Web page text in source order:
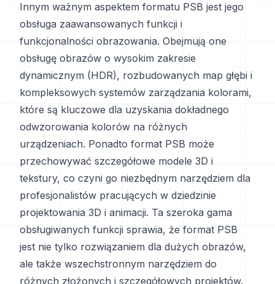
Innym ważnym aspektem formatu PSB jest jego
obsługa zaawansowanych funkcji i
funkcjonalności obrazowania. Obejmują one
obsługę obrazów o wysokim zakresie
dynamicznym (HDR), rozbudowanych map głębi i
kompleksowych systemów zarządzania kolorami,
które są kluczowe dla uzyskania dokładnego
odwzorowania kolorów na różnych
urządzeniach. Ponadto format PSB może
przechowywać szczegółowe modele 3D i
tekstury, co czyni go niezbędnym narzędziem dla
profesjonalistów pracujących w dziedzinie
projektowania 3D i animacji. Ta szeroka gama
obsługiwanych funkcji sprawia, że format PSB
jest nie tylko rozwiązaniem dla dużych obrazów,
ale także wszechstronnym narzędziem do
różnych złożonych i szczegółowych projektów.